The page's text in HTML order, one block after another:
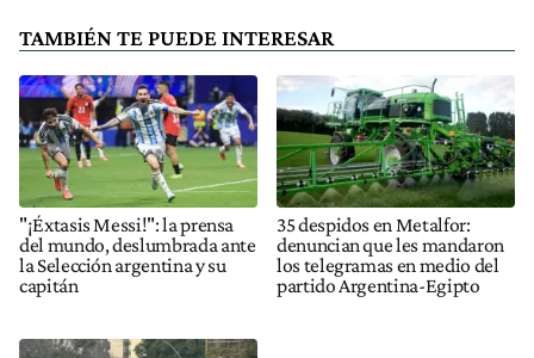
TAMBIÉN TE PUEDE INTERESAR
"¡Éxtasis Messi!": la prensa
del mundo, deslumbrada ante
la Selección argentina y su
capitán
35 despidos en Metalfor:
denuncian que les mandaron
los telegramas en medio del
partido Argentina-Egipto